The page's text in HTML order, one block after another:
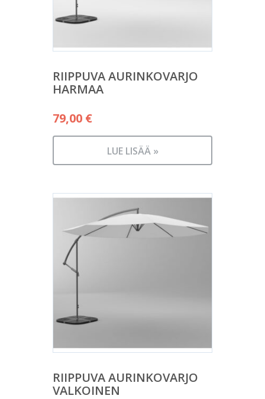
RIIPPUVA AURINKOVARJO
HARMAA
79,00 €
LUE LISÄÄ »
RIIPPUVA AURINKOVARJO
VALKOINEN